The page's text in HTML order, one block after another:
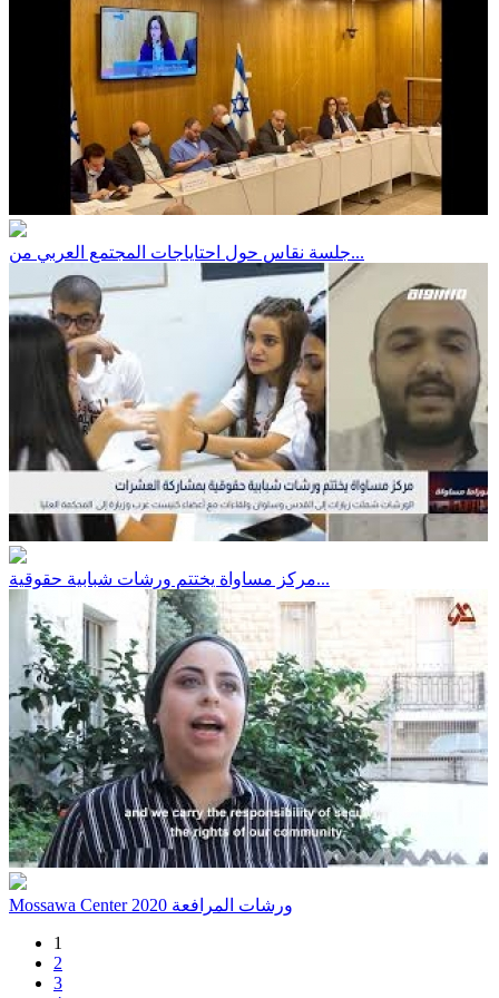
جلسة نقاس حول احتاياجات المجتمع العربي من...
مركز مساواة يختتم ورشات شبابية حقوقية...
Mossawa Center ورشات المرافعة 2020
1
2
3